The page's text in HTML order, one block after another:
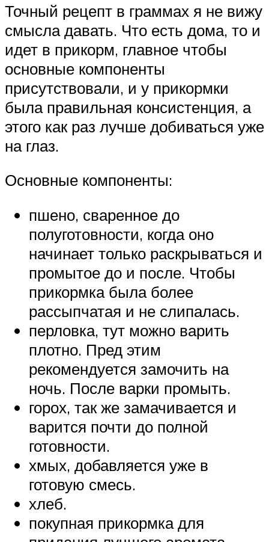
Точный рецепт в граммах я не вижу
смысла давать. Что есть дома, то и
идет в прикорм, главное чтобы
основные компоненты
присутствовали, и у прикормки
была правильная консистенция, а
этого как раз лучше добиваться уже
на глаз.
Основные компоненты:
пшено, сваренное до
полуготовности, когда оно
начинает только раскрываться и
промытое до и после. Чтобы
прикормка была более
рассыпчатая и не слипалась.
перловка, тут можно варить
плотно. Пред этим
рекомендуется замочить на
ночь. После варки промыть.
горох, так же замачивается и
варится почти до полной
готовности.
хмых, добавляется уже в
готовую смесь.
хлеб.
покупная прикормка для